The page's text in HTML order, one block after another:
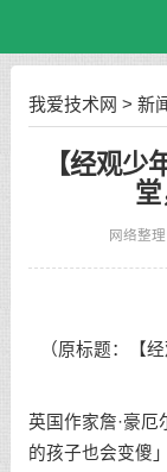
我爱技术网 > 新
【经观少
网络整
（原标题：【
英国作家詹·豪厄
的孩子也会变傻